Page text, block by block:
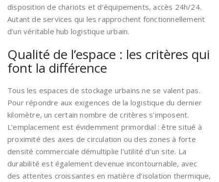
disposition de chariots et d’équipements, accès 24h/24.
Autant de services qui les rapprochent fonctionnellement
d’un véritable hub logistique urbain.
Qualité de l’espace : les critères qui
font la différence
Tous les espaces de stockage urbains ne se valent pas.
Pour répondre aux exigences de la logistique du dernier
kilomètre, un certain nombre de critères s’imposent.
L’emplacement est évidemment primordial : être situé à
proximité des axes de circulation ou des zones à forte
densité commerciale démultiplie l’utilité d’un site. La
durabilité est également devenue incontournable, avec
des attentes croissantes en matière d’isolation thermique,